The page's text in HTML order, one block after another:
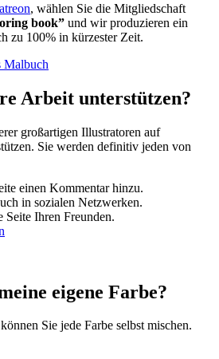
, wählen Sie die Mitgliedschaft
book” und wir produzieren ein
zu 100% in kürzester Zeit.
Malbuch
Arbeit unterstützen?
großartigen Illustratoren auf
Sie werden definitiv jeden von
einen Kommentar hinzu.
in sozialen Netzwerken.
Seite Ihren Freunden.
eigene Farbe?
Sie jede Farbe selbst mischen.